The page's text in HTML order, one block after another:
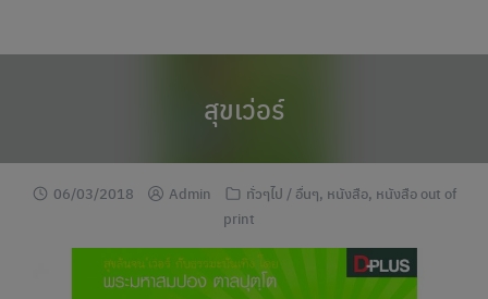
สุขเว่อร์
06/03/2018 Admin ทั่วๆไป / อื่นๆ, หนังสือ, หนังสือ out of
print